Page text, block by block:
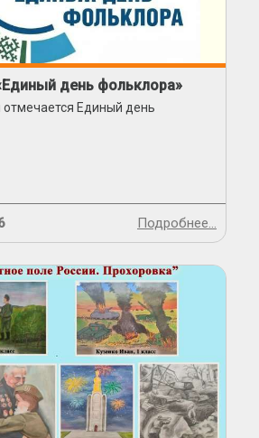
день фольклора»
отмечается Единый день
Подробнее…